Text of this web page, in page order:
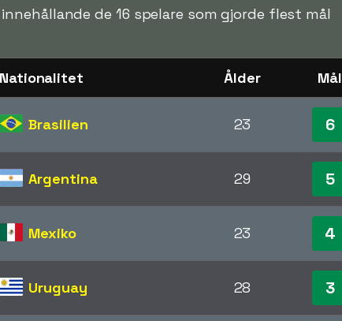
de 16 spelare som gjorde flest mål
Nationalitet Ålder Mål
Brasilien 23 6
Argentina 29 5
Mexiko 23 4
Uruguay 28 3